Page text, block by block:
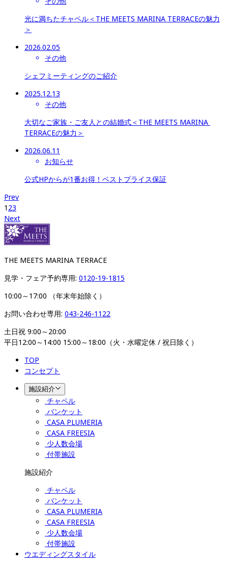
光に満ちたチャペル＜THE MEETS MARINA TERRACEの魅力
＞
2026.02.05
その他
シェフミーティングのご紹介
2025.12.13
その他
大切なご家族・ご友人との結婚式＜THE MEETS MARINA
TERRACEの魅力＞
2026.06.11
お知らせ
公式HPからが1番お得​​​​​​​！ベストプライス保証
Prev
1 23
Next
THE MEETS MARINA TERRACE
見学・フェア予約専用: 0120-19-1815
10:00～17:00 （年末年始除く）
お問い合わせ専用: 043-246-1122
土日祝 9:00～20:00
平日12:00～14:00 15:00～18:00（火・水曜定休 / 祝日除く）
TOP
コンセプト
施設紹介
チャペル
バンケット
CASA PLUMERIA
CASA FREESIA
少人数会場
付帯施設
施設紹介
チャペル
バンケット
CASA PLUMERIA
CASA FREESIA
少人数会場
付帯施設
ウエディングスタイル